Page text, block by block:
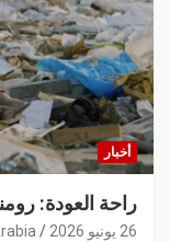
أخبار
راحة العودة:
26 يونيو 2026